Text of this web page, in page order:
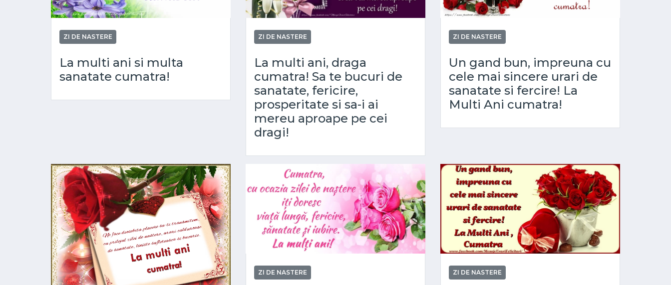
ZI DE NASTERE
La multi ani si multa
sanatate cumatra!
ZI DE NASTERE
La multi ani, draga
cumatra! Sa te bucuri de
sanatate, fericire,
prosperitate si sa-i ai
mereu aproape pe cei
dragi!
ZI DE NASTERE
Un gand bun, impreuna cu
cele mai sincere urari de
sanatate si fercire! La
Multi Ani cumatra!
ZI DE NASTERE ZI DE NASTERE